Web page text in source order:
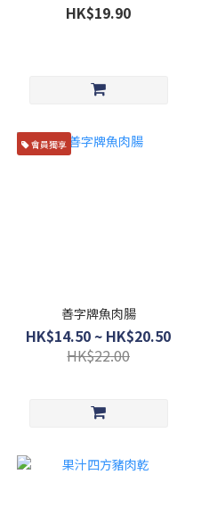
HK$19.90
會員獨享
善字牌魚肉腸
HK$14.50 ~ HK$20.50
HK$22.00